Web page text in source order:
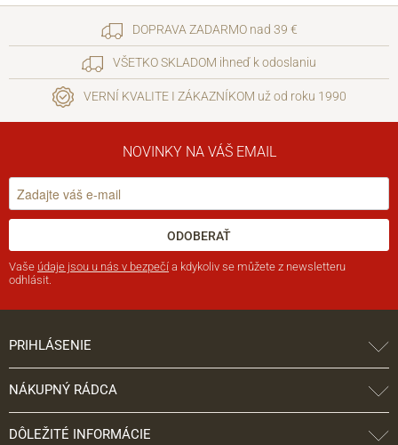
DOPRAVA ZADARMO nad 39 €
VŠETKO SKLADOM ihneď k odoslaniu
VERNÍ KVALITE I ZÁKAZNÍKOM už od roku 1990
NOVINKY NA VÁŠ EMAIL
ODOBERAŤ
Vaše údaje jsou u nás v bezpečí a kdykoliv se můžete z newsletteru
odhlásit.
PRIHLÁSENIE
NÁKUPNÝ RÁDCA
DÔLEŽITÉ INFORMÁCIE